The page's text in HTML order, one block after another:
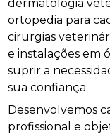
dermatologia
ortopedia para
cirurgias
e instalações em
suprir a
sua confiança.
Desenvolvemos
profissional e